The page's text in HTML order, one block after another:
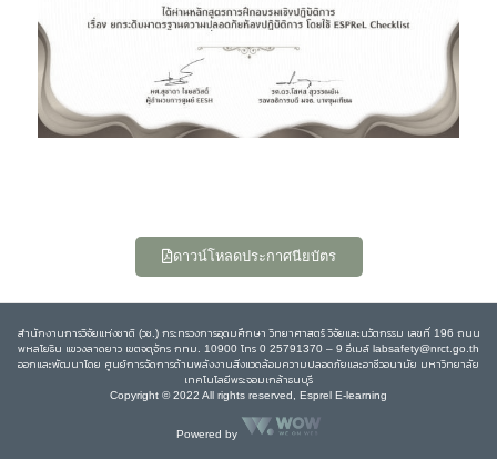
ดาวน์โหลดประกาศนียบัตร
สำนักงานการวิจัยแห่งชาติ (วช.) กระทรวงการอุดมศึกษา วิทยาศาสตร์ วิจัยและนวัตกรรม เลขที่ 196 ถนน
พหลโยธิน แขวงลาดยาว เขตจตุจักร กทม. 10900 โทร 0 25791370 – 9 อีเมล์ labsafety@nrct.go.th
ออกและพัฒนาโดย ศูนย์การจัดการด้านพลังงานสิ่งแวดล้อมความปลอดภัยและอาชีวอนามัย มหาวิทยาลัย
เทคโนโลยีพระจอมเกล้าธนบุรี
Copyright © 2022 All rights reserved, Esprel E-learning
Powered by